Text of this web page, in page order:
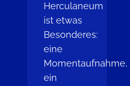
Herculaneum
ist etwas
Besonderes:
eine
Momentaufnahme,
ein